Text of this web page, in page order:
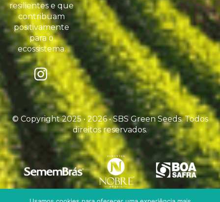
resilientes e que
contribuam
positivamente
para o
ecossistema.
© Copyright 2025 • 2026 • SBS Green Seeds. Todos
direitos reservados.